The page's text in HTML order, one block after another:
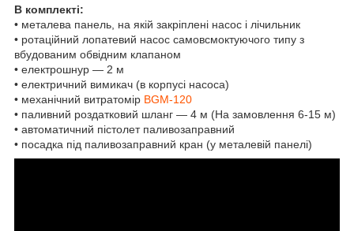
В комплекті:
• металева панель, на якій закріплені насос і лічильник
• ротаційний лопатевий насос самовсмоктуючого типу з
вбудованим обвідним клапаном
• електрошнур — 2 м
• електричний вимикач (в корпусі насоса)
• механічний витратомір BGM-120
• паливний роздатковий шланг ― 4 м (На замовлення 6-15 м)
• автоматичний пістолет паливозаправний
• посадка під паливозаправний кран (у металевій панелі)